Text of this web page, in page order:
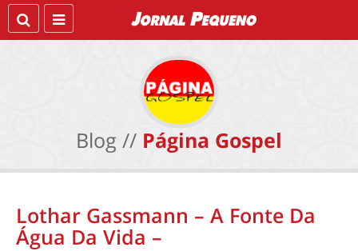
Blog // Página Gospel
Lothar Gassmann – A Fonte Da
Água Da Vida –